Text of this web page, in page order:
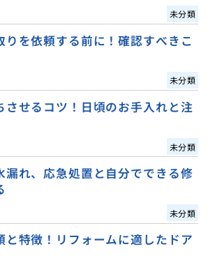
未分類
りを依頼する前に！確認すべきこ
未分類
させるコツ！日頃のお手入れと注
未分類
漏れ、応急処置と自分でできる修
未分類
と特徴！リフォームに適したドア